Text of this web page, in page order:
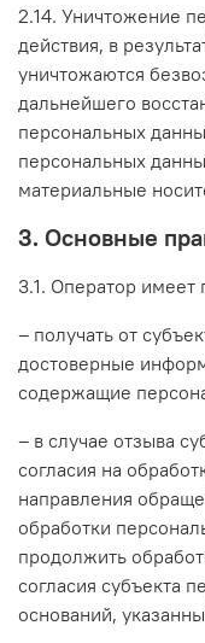
2.14. Уничтожение
действия, в
уничтожаются
дальнейшего
персональных
персональных
материальные
3. Основные
3.1. Оператор имеет
– получать от
достоверные
содержащие
– в случае отзыва
согласия на
направления
обработки
продолжить
согласия субъекта
оснований,